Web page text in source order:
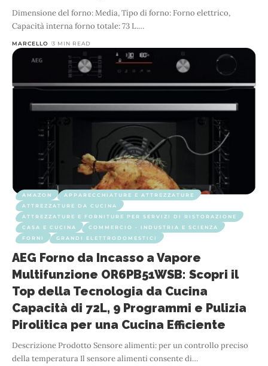
Dimensione del forno: Media, Tipo di forno: Forno elettrico,
Capacità interna forno totale: 73 L.…
MARCELLO 3 MIN READ
AMAZON
APPARECCHIATURE E ATTREZZATURE
ATTREZZATURE DA CUCINA
ATTREZZATURE E FORNITURE PER SERVIZI DI RISTORAZIONE
CASA E CUCINA
COMMERCIO - INDUSTRIA E SCIENZA
FORNI
GRANDI ELETTRODOMESTICI
AEG Forno da Incasso a Vapore
Multifunzione OR6PB51WSB: Scopri il
Top della Tecnologia da Cucina
Capacità di 72L, 9 Programmi e Pulizia
Pirolitica per una Cucina Efficiente
Descrizione Prodotto Sensore alimenti: per un controllo preciso
della temperatura Il sensore alimenti consente di…